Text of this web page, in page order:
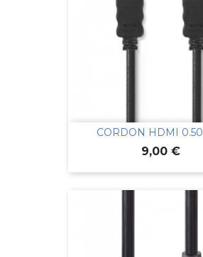
CORDON HDMI
Prix
9,00 €